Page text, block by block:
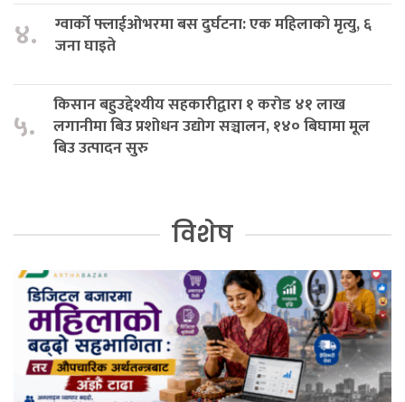
४.
ग्वार्को फ्लाईओभरमा बस दुर्घटना: एक महिलाको मृत्यु, ६
जना घाइते
५.
किसान बहुउद्देश्यीय सहकारीद्वारा १ करोड ४१ लाख
लगानीमा बिउ प्रशोधन उद्योग सञ्चालन, १४० बिघामा मूल
बिउ उत्पादन सुरु
विशेष